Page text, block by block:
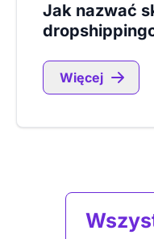
Jak nazwać
Więcej